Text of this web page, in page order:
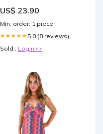
Changed Everything We –
US$ 23.90
Min. order: 1 piece
★★★★★ 5.0 (8 reviews)
Sold : Login>>